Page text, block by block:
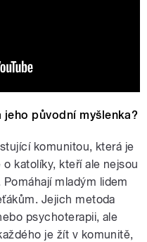
původní myšlenka?
komunitou, která je
katolíky, kteří ale nejsou
mladým lidem
Jejich metoda
psychoterapii, ale
je žít v komunitě,